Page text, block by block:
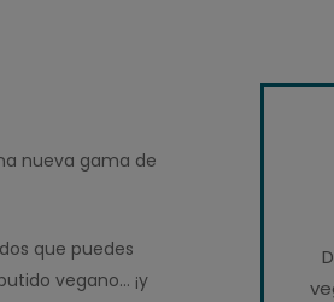
nueva gama de
que puedes
vegano… ¡y